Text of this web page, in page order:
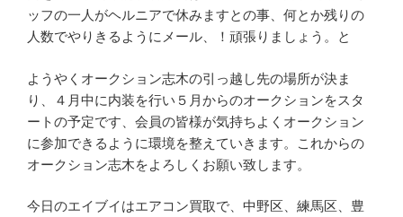
ッフの一人がヘルニアで休みますとの事、何とか残りの
人数でやりきるようにメール、！頑張りましょう。と
ようやくオークション志木の引っ越し先の場所が決ま
り、４月中に内装を行い５月からのオークションをスタ
ートの予定です、会員の皆様が気持ちよくオークション
に参加できるように環境を整えていきます。これからの
オークション志木をよろしくお願い致します。
今日のエイブイはエアコン買取で、中野区、練馬区、豊